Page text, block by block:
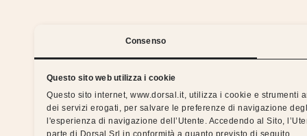
Consenso
Questo sito web utilizza i cookie
Questo sito internet, www.dorsal.it, utilizza i cookie e strumenti
dei servizi erogati, per salvare le preferenze di navigazione
l'esperienza di navigazione dell’Utente. Accedendo al Sito,
Silent nights with the Dorsal